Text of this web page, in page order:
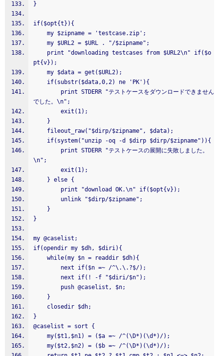
}
if($opt{t}){
    my $zipname = 'testcase.zip';
    my $URL2 = $URL . "/$zipname";
pt{v});
    my $data = get($URL2);
    if(substr($data,0,2) ne 'PK'){
でした。\n";
        exit(1);
    }
    fileout_raw("$dirp/$zipname", $data);
    if(system("unzip -oq -d $dirp $dirp/$zipname")){
\n";
        exit(1);
    } else {
        print "download OK.\n" if($opt{v});
        unlink "$dirp/$zipname";
    }
}
my @caselist;
if(opendir my $dh, $diri){
    while(my $n = readdir $dh){
        next if($n =~ /^\.\.?$/);
        next if(! -f "$diri/$n");
        push @caselist, $n;
    }
    closedir $dh;
}
@caselist = sort {
    my($t1,$n1) = ($a =~ /^(\D*)(\d*)/);
    my($t2,$n2) = ($b =~ /^(\D*)(\d*)/);